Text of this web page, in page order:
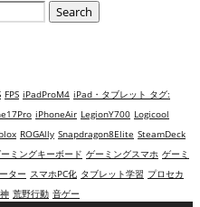
Search
FPS iPadProM4 iPad・タブレット タグ:
iPhoneAir LegionY700 Logicool
ROGAlly Snapdragon8Elite SteamDeck
ミングキーボード ゲーミングスマホ ゲーミ
ター スマホPC化 タブレット学習 プロセカ
荒野行動 音ゲー